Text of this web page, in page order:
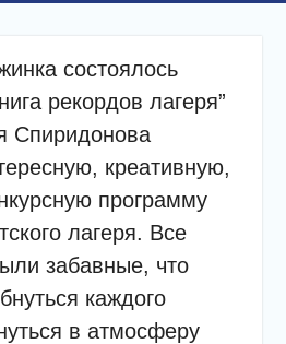
масла и
стала
состоялось
рекордов лагеря”
Спиридонова
креативную,
программу
лагеря. Все
забавные, что
каждого
в атмосферу